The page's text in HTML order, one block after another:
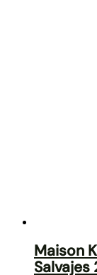
Maison
Salvajes